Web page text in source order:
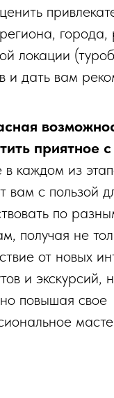
локации
и дать вам
приятное
в каждом из
вам с пользой
по
получая не
от новых
и экскурсий,
повышая свое